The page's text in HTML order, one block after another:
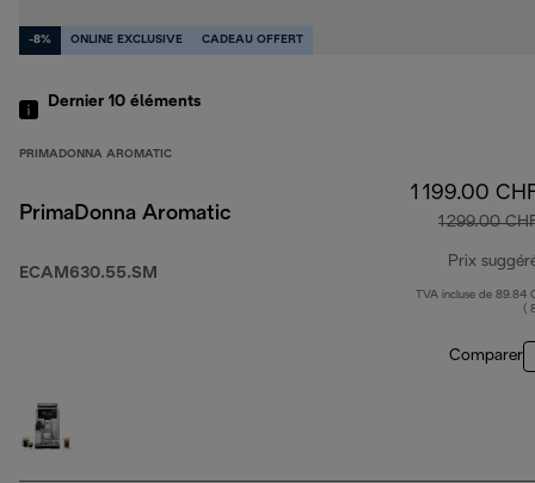
-8% ONLINE EXCLUSIVE CADEAU OFFERT
Dernier 10 éléments
PRIMADONNA AROMATIC
PrimaDonna Aromatic
ECAM630.55.SM
1 199.00
1 299.00
Prix
TVA incluse de 89.84
(
Comparer